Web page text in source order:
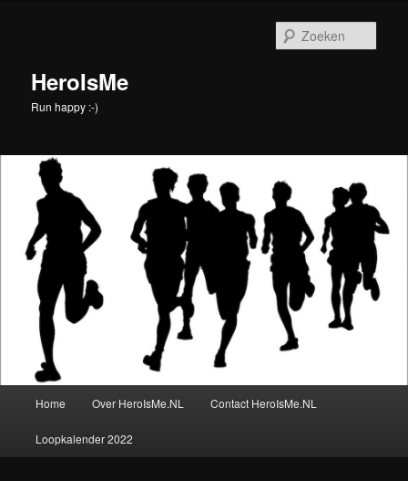
inhoudHeroIsMe
Run happy :-)
Home Over HeroIsMe.NL Contact HeroIsMe.NL
Loopkalender 2022